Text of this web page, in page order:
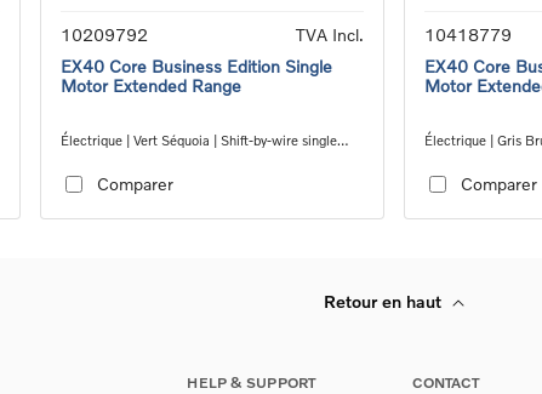
10209792
TVA Incl.
EX40 Core Business Edition Single
Motor Extended Range
Électrique | Vert Séquoia | Shift-by-wire single
Comparer
10418779
EX40 Core
Motor
Électrique | Gris
Comparer
Retour en haut
HELP & SUPPORT CONTACT